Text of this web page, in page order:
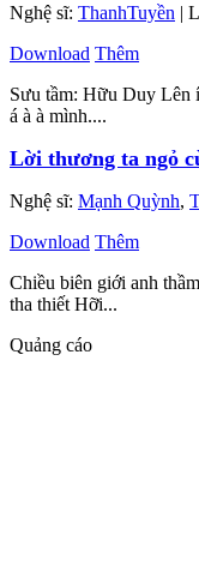
Nghệ sĩ: ThanhTuyền |
Download Thêm
Sưu tầm: Hữu Duy Lên
á à à mình....
Lời thương ta ngỏ
Nghệ sĩ: Mạnh Quỳnh,
Download Thêm
Chiều biên giới anh
tha thiết Hỡi...
Quảng cáo